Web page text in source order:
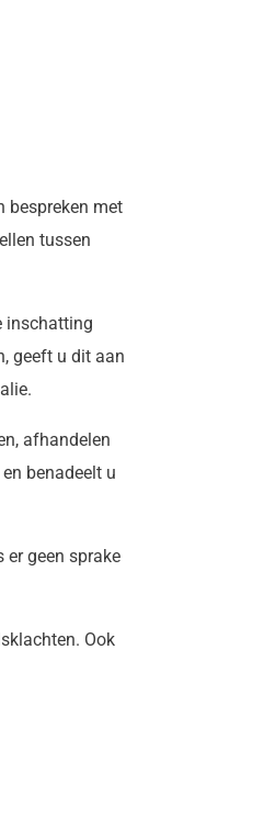
bespreken met
tussen
inschatting
geeft u dit aan
afhandelen
benadeelt u
er geen sprake
Ook